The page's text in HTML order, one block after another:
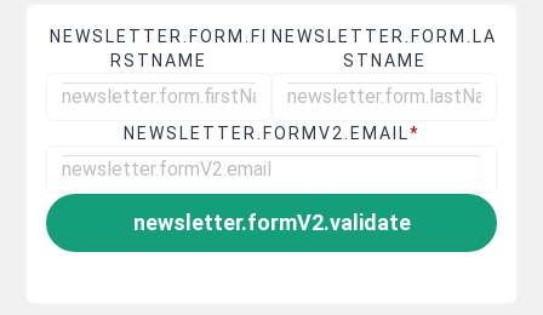
NEWSLETTER.FORM.FI
RSTNAME
NEWSLETTER.FORM.LA
STNAME
NEWSLETTER.FORMV2.EMAIL*
newsletter.formV2.validate